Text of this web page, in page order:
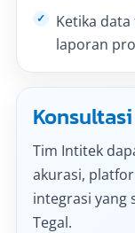
Ketika
laporan
Tim Intitek
akurasi,
integrasi yang
Tegal.